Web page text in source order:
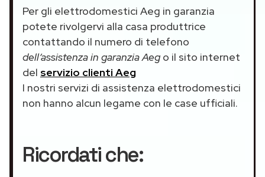
Per gli elettrodomestici Aeg in garanzia
potete rivolgervi alla casa produttrice
contattando il numero di telefono
dell’assistenza in garanzia Aeg o il sito internet
del servizio clienti Aeg
I nostri servizi di assistenza elettrodomestici
non hanno alcun legame con le case ufficiali.
Ricordati che: